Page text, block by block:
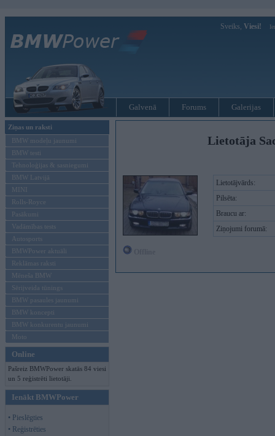
Sveiks, Viesi!
Galvenā Forums Galerijas
Ziņas un raksti
BMW modeļu jaunumi
BMW testi
Tehnoloģijas & sasniegumi
BMW Latvijā
MINI
Rolls-Royce
Pasākumi
Vadāmības tests
Autosports
BMWPower aktuāli
Reklāmas raksti
Mēneša BMW
Sērijveida tūnings
BMW pasaules jaunumi
BMW koncepti
BMW konkurentu jaunumi
Moto
Online
Pašreiz BMWPower skatās 84 viesi
un 5 reģistrēti lietotāji.
Ienākt BMWPower
• Pieslēgties
• Reģistrēties
Lietotāja
Lietotājvārds:
Pilsēta:
Braucu ar:
Ziņojumi forumā: